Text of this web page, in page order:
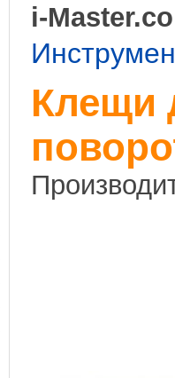
i-
Клещи